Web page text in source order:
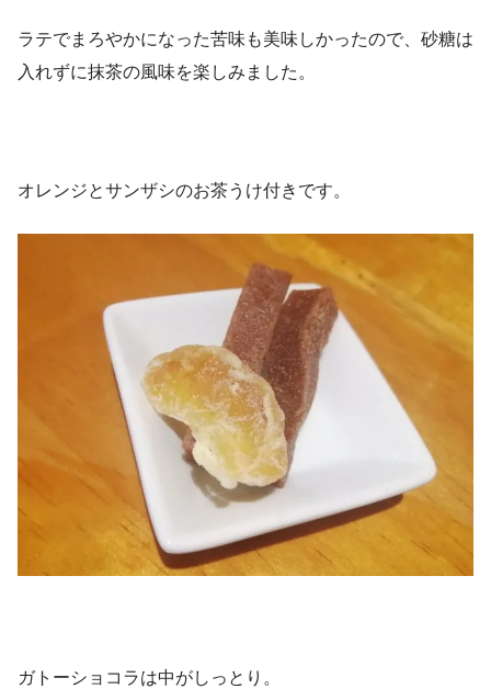
ラテでまろやかになった苦味も美味しかったので、砂糖は
入れずに抹茶の風味を楽しみました。
オレンジとサンザシのお茶うけ付きです。
ガトーショコラは中がしっとり。